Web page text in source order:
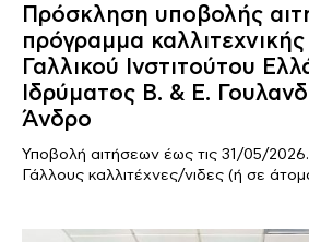
Πρόσκληση υποβολής
πρόγραμμα
Γαλλικού Ινστιτούτου
Ιδρύματος Β. & Ε.
Άνδρο
Υποβολή αιτήσεων έως τις 31/05/
Γάλλους καλλιτέχνες/νιδες (ή σε